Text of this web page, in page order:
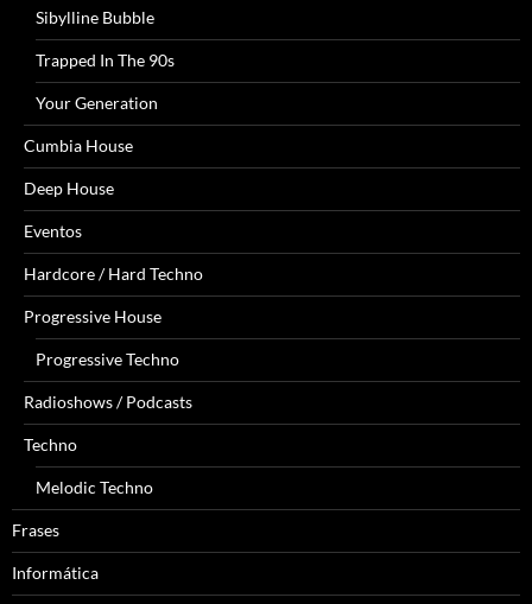
Sibylline Bubble
Trapped In The 90s
Your Generation
Cumbia House
Deep House
Eventos
Hardcore / Hard Techno
Progressive House
Progressive Techno
Radioshows / Podcasts
Techno
Melodic Techno
Frases
Informática